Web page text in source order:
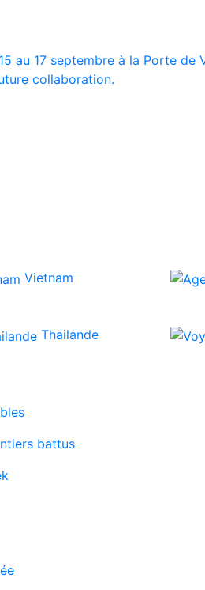
au 17 septembre à la Porte de
collaboration.
Vietnam
Thailande
battus